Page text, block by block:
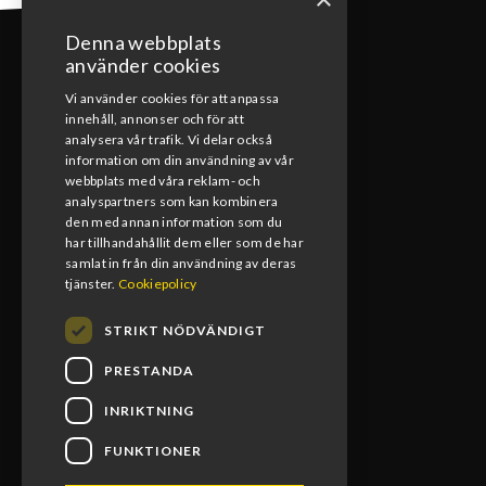
KONTAKT
0492-15391
info@blomsmx.com
Tegelbruksgatan 8, 598 40 Vimmerby
Denna webbplats
använder cookies
Vi använder cookies för att anpassa
innehåll, annonser och för att
analysera vår trafik. Vi delar också
information om din användning av vår
webbplats med våra reklam- och
analyspartners som kan kombinera
den med annan information som du
har tillhandahållit dem eller som de har
samlat in från din användning av deras
tjänster. Cookiepolicy
STRIKT NÖDVÄNDIGT
PRESTANDA
INRIKTNING
FUNKTIONER